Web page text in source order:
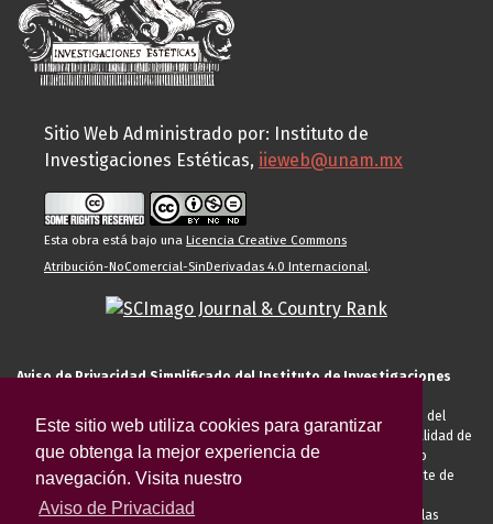
Este sitio web utiliza cookies para garantizar
que obtenga la mejor experiencia de
navegación. Visita nuestro
Aviso de Privacidad
Sitio Web Administrado por: Instituto de
Investigaciones Estéticas, iieweb@unam.mx
Esta obra está bajo una Licencia Creative Commons
Atribución-NoComercial-SinDerivadas 4.0 Internacional.
Aviso de Privacidad Simplificado del Instituto de Investigaciones
El Instituto de Investigaciones Estéticas de la UNAM, es responsable del
tratamiento de sus datos personales para el registro de usted en calidad de
alumno, docente, personal de la entidad académica, conferencista o
invitado externo (nacional o extranjero), visitante, proveedor o cliente de
anteriormente descritas u otras aquellas exigidas legalmente o por las